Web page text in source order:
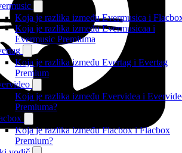
Koja je razlika između Evermusica i
Koja je razlika između Evermusicaa i
Evermusic Premiuma
Koja je razlika između Evertag i Evertag
Premium
Koja je razlika između Evervidea i
Premiuma?
Koja je razlika između Flacbox i Flacbox
Premium?